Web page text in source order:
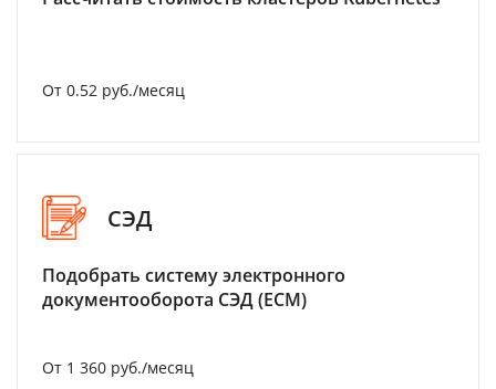
От 0.52 руб./месяц
СЭД
Подобрать систему электронного
документооборота СЭД (ECM)
От 1 360 руб./месяц